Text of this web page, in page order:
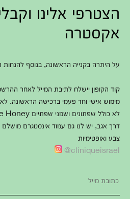
אקסטרה
על היתרה בקנייה הראשונה, בנוסף להנחות
קוד הקופון יישלח לתיבת המייל לאחר
מימוש אישי וחד פעמי ברכישה הראשונה.
לא כולל שפתונים ושמני שפתיים Black/Pink/Nude Honey
דרך אגב, יש לנו גם עמוד אינסטגרם מושלם
צבע ואופטימיות
cliniqueisrael@